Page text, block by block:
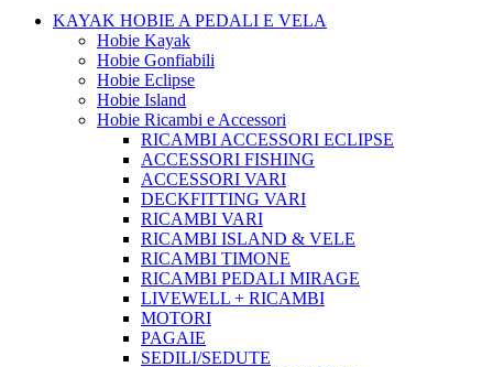
KAYAK HOBIE A PEDALI E VELA
Hobie Kayak
Hobie Gonfiabili
Hobie Eclipse
Hobie Island
Hobie Ricambi e Accessori
RICAMBI ACCESSORI ECLIPSE
ACCESSORI FISHING
ACCESSORI VARI
DECKFITTING VARI
RICAMBI VARI
RICAMBI ISLAND & VELE
RICAMBI TIMONE
RICAMBI PEDALI MIRAGE
LIVEWELL + RICAMBI
MOTORI
PAGAIE
SEDILI/SEDUTE